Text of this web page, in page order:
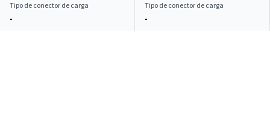
Tipo de conector de carga
-
Tipo de conector de carga
-